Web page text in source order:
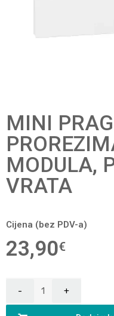
MINI
MODULA,
VRATA
Cijena (bez PDV-a)
23,90€